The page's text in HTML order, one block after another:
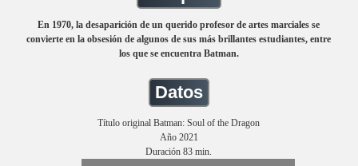
En 1970, la desaparición de un querido profesor de artes marciales se
convierte en la obsesión de algunos de sus más brillantes estudiantes, entre
los que se encuentra Batman.
Datos
Título original Batman: Soul of the Dragon
Año 2021
Duración 83 min.